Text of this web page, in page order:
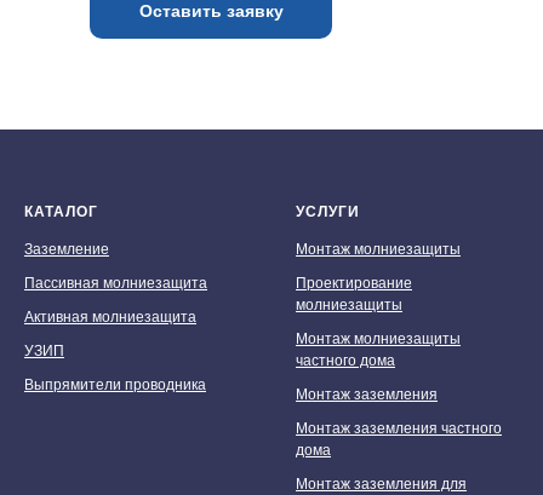
Оставить заявку
КАТАЛОГ
Заземление
Пассивная молниезащита
Активная молниезащита
УЗИП
Выпрямители проводника
УСЛУГИ
Монтаж молниезащиты
Проектирование
молниезащиты
Монтаж молниезащиты
частного дома
Монтаж заземления
Монтаж заземления частного
дома
Монтаж заземления для
Мы принимаем к оплате: